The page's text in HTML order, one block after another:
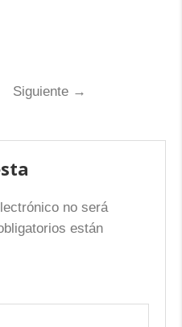
Siguiente →
no será
están